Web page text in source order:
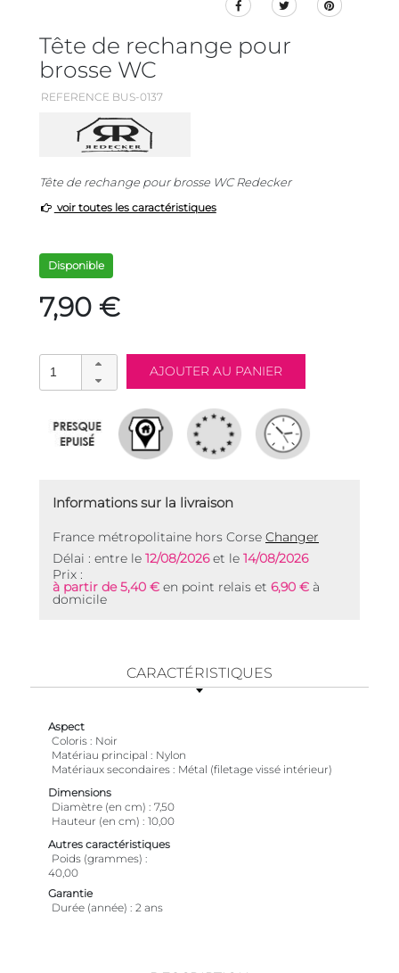
Tête de rechange pour
brosse WC
REFERENCE BUS-0137
Tête de rechange pour brosse WC Redecker
voir toutes les caractéristiques
Disponible
7,90 €
Informations sur la livraison
France métropolitaine hors Corse Changer
Délai : entre le 12/08/2026et le 14/08/2026
Prix :
à partir de 5,40 € en point relais et 6,90 € à
domicile
CARACTÉRISTIQUES
Aspect
Coloris
Noir
Matériau principal
Nylon
Matériaux secondaires
Métal (filetage vissé intérieur)
Dimensions
Diamètre (en cm)
7,50
Hauteur (en cm)
10,00
Autres caractéristiques
Poids (grammes)
40,00
Garantie
Durée (année)
2 ans